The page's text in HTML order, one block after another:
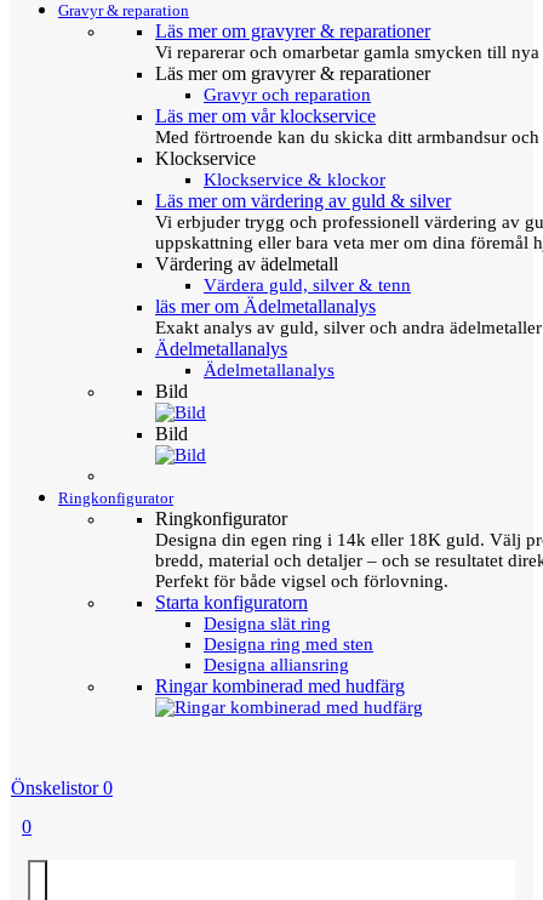
Gravyr & reparation
Läs mer om gravyrer & reparationer
Vi reparerar och omarbetar gamla smycken till
Läs mer om gravyrer & reparationer
Gravyr och reparation
Läs mer om vår klockservice
Med förtroende kan du skicka ditt armbandsur
Klockservice
Klockservice & klockor
Läs mer om värdering av guld & silver
Vi erbjuder trygg och professionell värdering av
uppskattning eller bara veta mer om dina föremål
Värdering av ädelmetall
Värdera guld, silver & tenn
läs mer om Ädelmetallanalys
Exakt analys av guld, silver och andra
Ädelmetallanalys
Ädelmetallanalys
Bild
Bild
Ringkonfigurator
Ringkonfigurator
Designa din egen ring i 14k eller 18K guld. Välj
bredd, material och detaljer – och se resultatet
Perfekt för både vigsel och förlovning.
Starta konfiguratorn
Designa slät ring
Designa ring med sten
Designa alliansring
Ringar kombinerad med hudfärg
Önskelistor 0
0